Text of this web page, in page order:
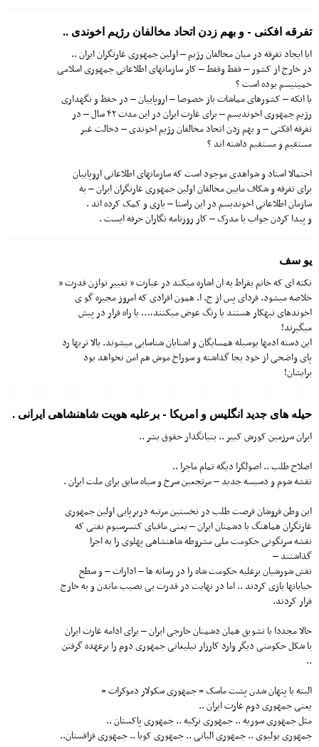
تفرقه افکنی - و بهم زدن اتحاد مخالفان رژیم اخوندی ..
ایا ایجاد تفرقه در میان مخالفان رژیم – اولین جمهوری غارتگران ایران ..
در خارج از کشور – فقط وفقط – کار سازمانهای اطلاعاتی جمهوری اسلامی
خمینیسم بوده است ؟
یا انکه – کشورهای مماشات باز خصوصا – اروپاییان – در حفظ و نگهداری
رژیم جمهوری اخوندیسم – برای غارت ایران در این مدت ۴۲ سال – در
تفرقه افکنی – و بهم زدن اتحاد مخالفان رژیم اخوندی – دخالت غیر
مستقیم و مستقیم داشته اند ؟
احتمالا اسناد و شواهدی موجود است که سازمانهای اطلاعاتی اروپاییان
برای تفرقه و شکاف مابین مخالفان اولین جمهوری غارتگران ایران – به
سازمان اطلاعاتی اخوندیسم در این راستا – یاری و کمک کرده اند .
و پیدا کردن جواب با مدرک – کار روزنامه نگاران حرفه ایست .
یو سف
نکته ای که خانم بقراط به ان اشاره میکند در عبارت ” تغییر توازن قدرت ”
خلاصه میشود. فردای پس از ج. ا. همون افرادی که امروز مجیزه گو ی
اخوندهای تبهکار هستند یا رنگ عوض میکنند،… یا راه فرار در پیش
میگیرند!
این دسته ادمها بوسیله همسایگان و اشنایان شناسایی میشوند. بالا تریها رد
پای واضحی از خود بجا گذاشته و سوراخ موش هم امن نخواهد بود
برایشان!
حیله های جدید انگلیس و امریکا - برعلیه هویت شاهنشاهی ایرانی .
ایران سرزمین کورش کبیر .. بنیانگذار حقوق بشر ..
اصلاح طلب .. اصولگرا دیگه تمام ماجرا ..
نقشه شوم و دسیسه جدید – مرتجعین سرخ و سیاه سابق برای ملت ایران .
این وطن فروشان فرصت طلب در نخستین مرتبه دربرپایی اولین جمهوری
غارتگران هماهنگ با دشمنان ایران – یعنی مافیای کنسرسیوم نفتی که
نقشه سرنگونی حکومت ملی مشروطه شاهنشاهی پهلوی را به اجرا
گذاشتند –
نقش شورشیان برعلیه حکومت شاه را در رسانه ها – ادارات – و سطح
خیابانها بازی کردند .. اما در نهایت در قدرت بی نصیب ماندن و به خارج
فرار کردند.
حالا مجددا با تشویق همان دشمنان خارجی ایران – برای ادامه غارت ایران
با شکل حکومتی دیگر وارد کارزار تبلیغاتی جمهوری دوم را برعهده گرفتن
..
البته با پنهان شدن پشت ماسک = جمهوری سکولار دموکرات =
یعنی جمهوری دوم غارت ایران ..
مثل جمهوری سوریه .. جمهوری ترکیه .. جمهوری پاکستان ..
جمهوری بولیوی .. جمهوری البانی .. جمهوری کوبا .. جمهوری قزاقستان..